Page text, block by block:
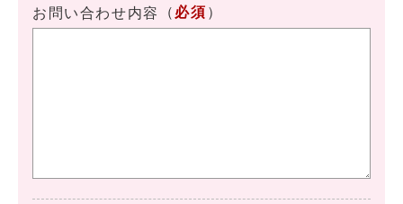
お問い合わせ内容 （ 必須 ）